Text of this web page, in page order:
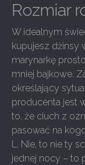
Rozmiar
W idealnym
kupujesz dżinsy
marynarkę
mniej bajkowe.
określający
producenta jest
to, że ciuch z
pasować na
L. Nie, to nie ty
jednej nocy – to